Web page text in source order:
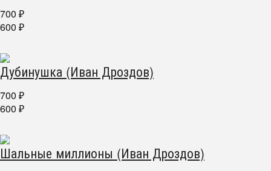
700 ₽
600 ₽
Дубинушка (Иван Дроздов)
700 ₽
600 ₽
Шальные миллионы (Иван Дроздов)